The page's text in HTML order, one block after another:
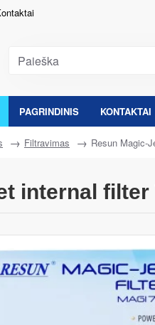
PAGRINDINIS KONTAKTAI
Filtravimas Resun Magic-
internal filter